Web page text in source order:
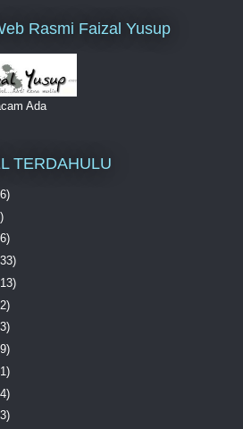
Rasmi Faizal Yusup
Ada
TERDAHULU